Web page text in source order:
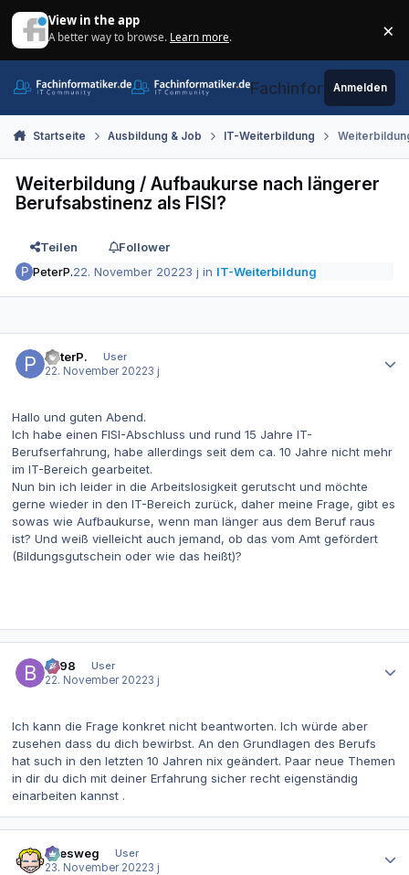
View in the app
A better way to browse. Learn more. ×
Fachinformatiker.de
Anmelden
Startseite Ausbildung & Job IT-Weiterbildung
Weiterbildung / Aufbaukurse nach längerer
Berufsabstinenz als FISI?
Teilen
Follower
PeterP.22. November 20223 j in IT-Weiterbildung
PeterP.
User
22. November 20223 j
Hallo und guten Abend.
Ich habe einen FISI-Abschluss und rund 15 Jahre IT-
Berufserfahrung, habe allerdings seit dem ca. 10 Jahre nicht mehr
im IT-Bereich gearbeitet.
Nun bin ich leider in die Arbeitslosigkeit gerutscht und möchte
gerne wieder in den IT-Bereich zurück, daher meine Frage, gibt es
sowas wie Aufbaukurse, wenn man länger aus dem Beruf raus
ist? Und weiß vielleicht auch jemand, ob das vom Amt gefördert
(Bildungsgutschein oder wie das heißt)?
be98
User
22. November 20223 j
Ich kann die Frage konkret nicht beantworten. Ich würde aber
zusehen dass du dich bewirbst. An den Grundlagen des Berufs
hat such in den letzten 10 Jahren nix geändert. Paar neue Themen
in dir du dich mit deiner Erfahrung sicher recht eigenständig
einarbeiten kannst .
allesweg
User
23. November 20223 j